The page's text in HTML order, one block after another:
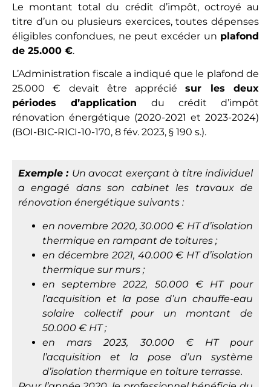
Le montant total du crédit d’impôt, octroyé au
titre d’un ou plusieurs exercices, toutes dépenses
éligibles confondues, ne peut excéder un plafond
de 25.000 €.
L’Administration fiscale a indiqué que le plafond de
25.000 € devait être appréciésur les deux
périodes d’application du crédit d’impôt
rénovation énergétique (2020-2021 et 2023-2024)
(BOI-BIC-RICI-10-170, 8 fév. 2023, § 190 s.).
Exemple : Un avocat exerçant à titre individuel
a engagé dans son cabinet les travaux de
rénovation énergétique suivants :
en novembre 2020, 30.000 € HT d’isolation
thermique en rampant de toitures ;
en décembre 2021, 40.000 € HT d’isolation
thermique sur murs ;
en septembre 2022, 50.000 € HT pour
l’acquisition et la pose d’un chauffe-eau
solaire collectif pour un montant de
50.000 € HT ;
en mars 2023, 30.000 € HT pour
l’acquisition et la pose d’un système
d’isolation thermique en toiture terrasse.